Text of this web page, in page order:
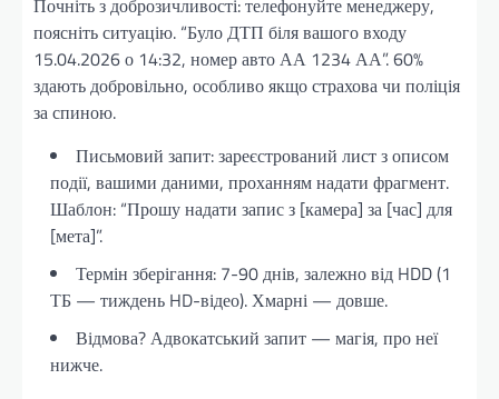
Почніть з доброзичливості: телефонуйте менеджеру,
поясніть ситуацію. “Було ДТП біля вашого входу
15.04.2026 о 14:32, номер авто АА 1234 АА”. 60%
здають добровільно, особливо якщо страхова чи поліція
за спиною.
Письмовий запит: зареєстрований лист з описом
події, вашими даними, проханням надати фрагмент.
Шаблон: “Прошу надати запис з [камера] за [час] для
[мета]”.
Термін зберігання: 7-90 днів, залежно від HDD (1
ТБ — тиждень HD-відео). Хмарні — довше.
Відмова? Адвокатський запит — магія, про неї
нижче.